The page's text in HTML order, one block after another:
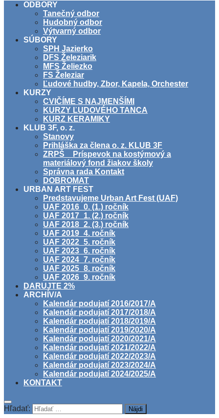
ODBORY
Tanečný odbor
Hudobný odbor
Výtvarný odbor
SÚBORY
SPH Jazierko
DFS Železiarik
MFS Želiezko
FS Železiar
Ľudové hudby, Zbor, Kapela, Orchester
KURZY
CVIČÍME S NAJMENŠÍMI
KURZY ĽUDOVÉHO TANCA
KURZ KERAMIKY
KLUB 3F, o. z.
Stanovy
Prihláška za člena o. z. KLUB 3F
ZRPŠ _ Príspevok na kostýmový a
materiálový fond žiakov školy
Správna rada Kontakt
DOBROMAT
URBAN ART FEST
Predstavujeme Urban Art Fest (UAF)
UAF 2016_0. (1.) ročník
UAF 2017_1. (2.) ročník
UAF 2018_2. (3.) ročník
UAF 2019_4. ročník
UAF 2022_5. ročník
UAF 2023_6. ročník
UAF 2024_7. ročník
UAF 2025_8. ročník
UAF 2026_9. ročník
DARUJTE 2%
ARCHÍV/A
Kalendár podujatí 2016/2017/A
Kalendár podujatí 2017/2018/A
Kalendár podujatí 2018/2019/A
Kalendár podujatí 2019/2020/A
Kalendár podujatí 2020/2021/A
Kalendár podujatí 2021/2022/A
Kalendár podujatí 2022/2023/A
Kalendár podujatí 2023/2024/A
Kalendár podujatí 2024/2025/A
KONTAKT
Hľadať: